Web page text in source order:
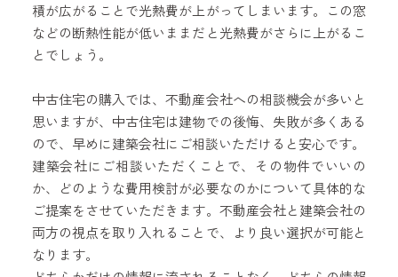
積が広がることで光熱費が上がってしまいます。この窓
などの断熱性能が低いままだと光熱費がさらに上がるこ
とでしょう。
中古住宅の購入では、不動産会社への相談機会が多いと
思いますが、中古住宅は建物での後悔、失敗が多くある
ので、早めに建築会社にご相談いただけると安心です。
建築会社にご相談いただくことで、その物件でいいの
か、どのような費用検討が必要なのかについて具体的な
ご提案をさせていただきます。不動産会社と建築会社の
両方の視点を取り入れることで、より良い選択が可能と
なります。